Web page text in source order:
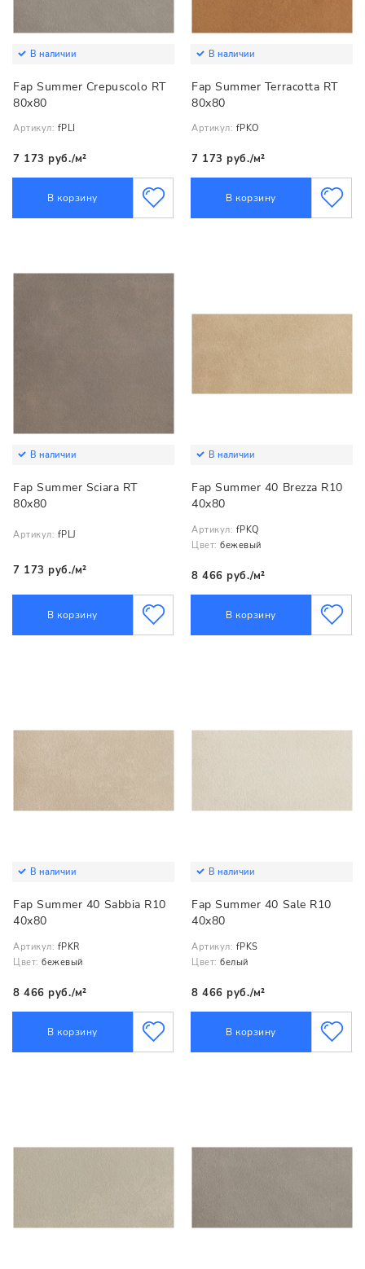
В наличии
Fap Summer Crepuscolo RT
80x80
Артикул: fPLI
7 173 руб./м²
В корзину
В наличии
Fap Summer Terracotta RT
80x80
Артикул: fPKO
7 173 руб./м²
В корзину
В наличии
Fap Summer Sciara RT
80x80
Артикул: fPLJ
7 173 руб./м²
В корзину
В наличии
Fap Summer 40 Brezza R10
40x80
Артикул: fPKQ
Цвет: бежевый
8 466 руб./м²
В корзину
В наличии
Fap Summer 40 Sabbia R10
40x80
Артикул: fPKR
Цвет: бежевый
8 466 руб./м²
В корзину
В наличии
Fap Summer 40 Sale R10
40x80
Артикул: fPKS
Цвет: белый
8 466 руб./м²
В корзину